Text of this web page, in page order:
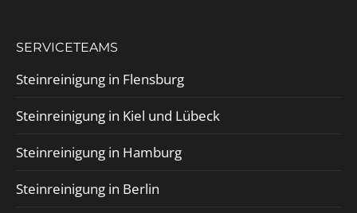
SERVICETEAMS
Steinreinigung in Flensburg
Steinreinigung in Kiel und Lübeck
Steinreinigung in Hamburg
Steinreinigung in Berlin